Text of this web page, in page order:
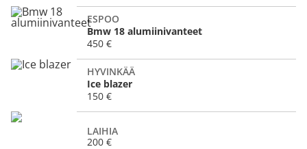
ESPOO
Bmw 18 alumiinivanteet
450 €
HYVINKÄÄ
Ice blazer
150 €
LAIHIA
200 €